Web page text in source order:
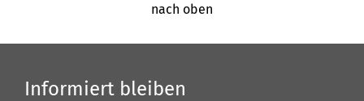
nach oben
Informiert bleiben